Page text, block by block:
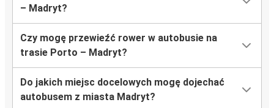
– Madryt?
Czy mogę przewieźć rower w autobusie na
trasie Porto – Madryt?
Do jakich miejsc docelowych mogę dojechać
autobusem z miasta Madryt?